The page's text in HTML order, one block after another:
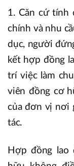
1. Căn cứ tính
chính và nhu
dục, người
kết hợp đồng
trí việc làm
viên đồng cơ
của đơn vị nơi
tác.
Hợp đồng lao